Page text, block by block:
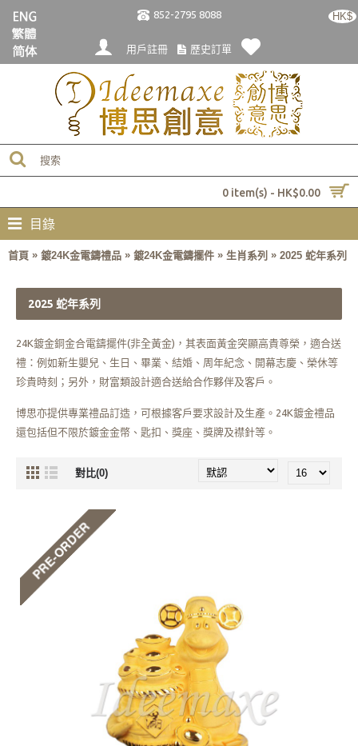
852-2795 8088 HK$
用戶註冊 歷史訂單
0 item(s) - HK$0.00
目錄
首頁 » 鍍24K金電鑄禮品 » 鍍24K金電鑄擺件 » 生肖系列 » 2025 蛇年系列
2025 蛇年系列
24K鍍金銅金合電鑄擺件(非全黃金)，其表面黃金突顯高貴尊榮，適合送
禮：例如新生嬰兒、生日、畢業、結婚、周年紀念、開幕志慶、榮休等
珍貴時刻；另外，財富類設計適合送給合作夥伴及客戶。
博思亦提供專業禮品訂造，可根據客戶要求設計及生產。24K鍍金禮品
還包括但不限於鍍金金幣、匙扣、獎座、獎牌及襟針等。
對比(0)